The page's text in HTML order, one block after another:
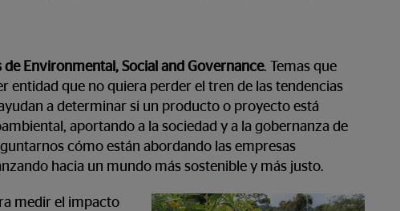
de Environmental, Social and Governance. Temas que
entidad que no quiera perder el tren de las tendencias
a determinar si un producto o proyecto está
aportando a la sociedad y a la gobernanza de
cómo están abordando las empresas
hacia un mundo más sostenible y más justo.
medir el impacto